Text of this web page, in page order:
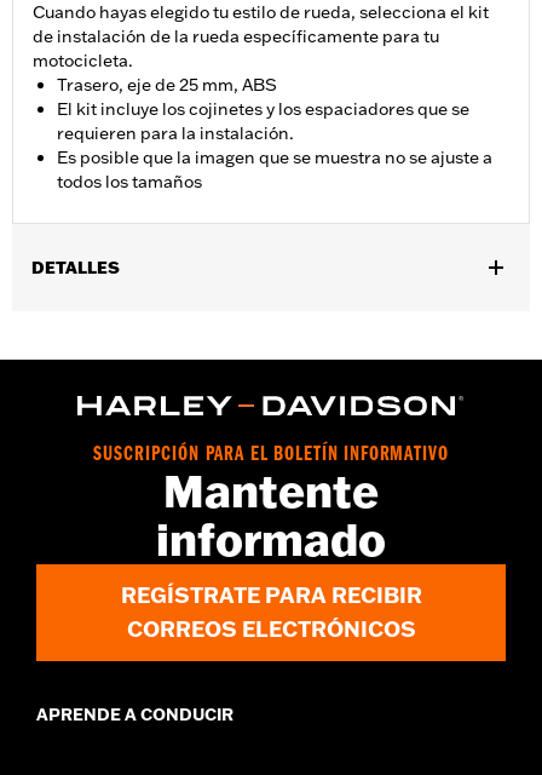
Cuando hayas elegido tu estilo de rueda, selecciona el kit
de instalación de la rueda específicamente para tu
motocicleta.
Trasero, eje de 25 mm, ABS
El kit incluye los cojinetes y los espaciadores que se
requieren para la instalación.
Es posible que la imagen que se muestra no se ajuste a
todos los tamaños
DETALLES
FLTRXRRSE 2025 y posteriores).
GARANTÍA:1 año de garantía limitada – Consultawww.h-
para más información
SUSCRIPCIÓN PARA EL BOLETÍN INFORMATIVO
Mantente
informado
REGÍSTRATE PARA RECIBIR
CORREOS ELECTRÓNICOS
APRENDE A CONDUCIR